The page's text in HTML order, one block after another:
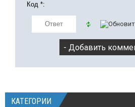
Код *:
КАТЕГОРИИ